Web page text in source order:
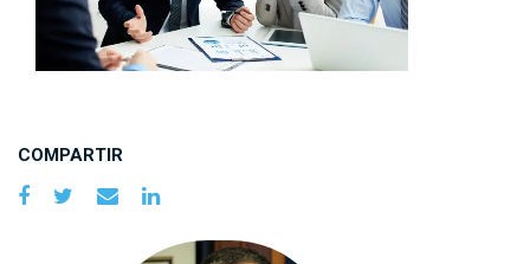
COMPARTIR